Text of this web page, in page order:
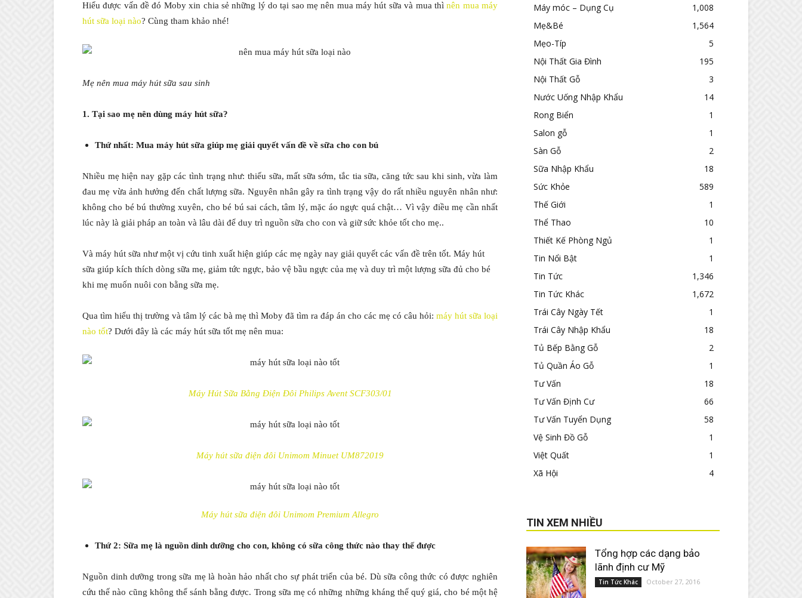
Hiểu được vấn đề đó Moby xin chia sẻ những lý do tại sao mẹ nên mua máy hút sữa và mua thìnên mua máy
hút sữa loại nào? Cùng tham khảo nhé!
Mẹ nên mua máy hút sữa sau sinh
1. Tại sao mẹ nên dùng máy hút sữa?
Thứ nhất: Mua máy hút sữa giúp mẹ giải quyết vấn đề về sữa cho con bú
Nhiều mẹ hiện nay gặp các tình trạng như: thiếu sữa, mất sữa sớm, tắc tia sữa, căng tức sau khi sinh, vừa làm
đau mẹ vừa ảnh hưởng đến chất lượng sữa. Nguyên nhân gây ra tình trạng vậy do rất nhiều nguyên nhân như:
không cho bé bú thường xuyên, cho bé bú sai cách, tâm lý, mặc áo ngực quá chật… Vì vậy điều mẹ cần nhất
lúc này là giải pháp an toàn và lâu dài để duy trì nguồn sữa cho con và giữ sức khỏe tốt cho mẹ..
Và máy hút sữa như một vị cứu tinh xuất hiện giúp các mẹ ngày nay giải quyết các vấn đề trên tốt. Máy hút
sữa giúp kích thích dòng sữa mẹ, giảm tức ngực, bảo vệ bầu ngực của mẹ và duy trì một lượng sữa đủ cho bé
khi mẹ muốn nuôi con bằng sữa mẹ.
Qua tìm hiểu thị trường và tâm lý các bà mẹ thì Moby đã tìm ra đáp án cho các mẹ có câu hỏi: máy hút sữa loại
nào tốt? Dưới đây là các máy hút sữa tốt mẹ nên mua:
Máy Hút Sữa Bằng Điện Đôi Philips Avent SCF303/01
Máy hút sữa điện đôi Unimom Minuet UM872019
Máy hút sữa điện đôi Unimom Premium Allegro
Thứ 2: Sữa mẹ là nguồn dinh dưỡng cho con, không có sữa công thức nào thay thế được
Nguồn dinh dưỡng trong sữa mẹ là hoàn hảo nhất cho sự phát triển của bé. Dù sữa công thức có được nghiên
cứu thế nào cũng không thể sánh bằng được. Trong sữa mẹ có những những kháng thể quý giá, cho bé một hệ
Máy móc – Dụng Cụ
1,008
Mẹ&Bé
1,564
Mẹo-Típ
5
Nội Thất Gia Đình
195
Nội Thất Gỗ
3
Nước Uống Nhập Khẩu
14
Rong Biển
1
Salon gỗ
1
Sàn Gỗ
2
Sữa Nhập Khẩu
18
Sức Khỏe
589
Thế Giới
1
Thể Thao
10
Thiết Kế Phòng Ngủ
1
Tin Nổi Bật
1
Tin Tức
1,346
Tin Tức Khác
1,672
Trái Cây Ngày Tết
1
Trái Cây Nhập Khẩu
18
Tủ Bếp Bằng Gỗ
2
Tủ Quần Áo Gỗ
1
Tư Vấn
18
Tư Vấn Định Cư
66
Tư Vấn Tuyển Dụng
58
Vệ Sinh Đồ Gỗ
1
Việt Quất
1
Xã Hội
4
TIN XEM NHIỀU
Tổng hợp các dạng bảo
lãnh định cư Mỹ
Tin Tức Khác October 27, 2016